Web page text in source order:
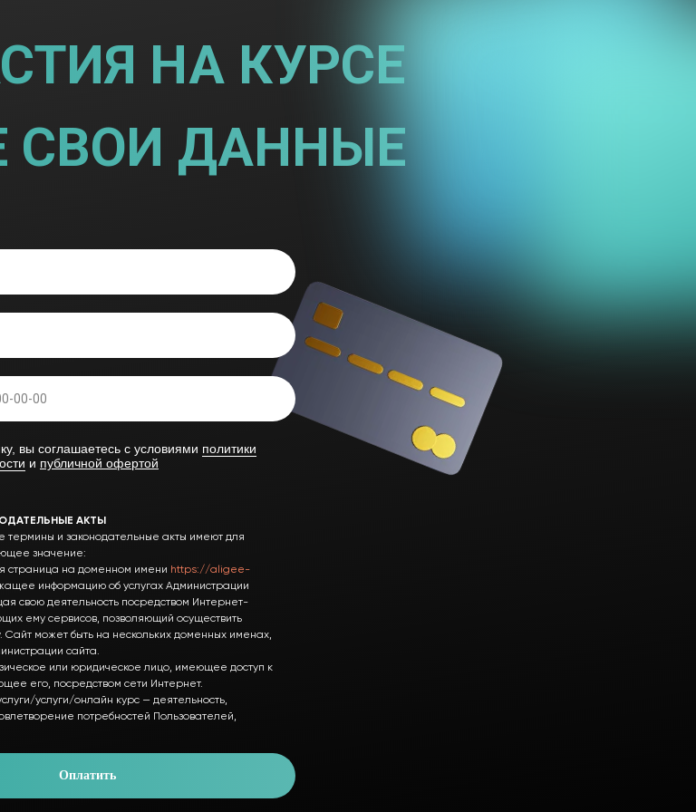
вы соглашаетесь с условиями политики
и публичной офертой
Оплатить
НА КУРСЕ
СВОИ ДАННЫЕ
АКТЫ
термины и законодательные акты имеют для
значение:
страница на доменном имени https://aligee-
информацию об услугах Администрации
свою деятельность посредством Интернет-
ему сервисов, позволяющий осуществить
Сайт может быть на нескольких доменных именах,
сайта.
или юридическое лицо, имеющее доступ к
его, посредством сети Интернет.
услуги/онлайн курс — деятельность,
потребностей Пользователей,
сайте. Срок предоставления доступа
выбранному тарифу Пользователем.